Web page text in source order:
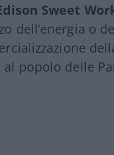
Sweet
dell’energia o
popolo delle